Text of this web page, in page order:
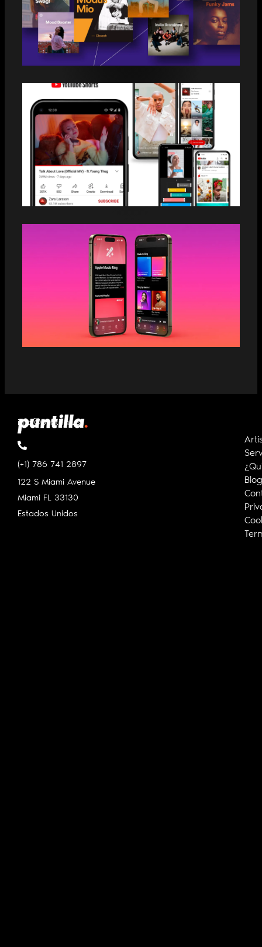
3 COSAS QUE DEBES TENER EN
CUENTA AL HACER UN PITCH MUSICAL
3 IDEAS PARA PROMOCIONAR TU
LANZAMIENTO EN YOUTUBE SHORTS
3 RAZONES PARA UTILIZAR APPLE
MUSIC SING
info@puntilla.us
(+1) 786 741 2897
122 S Miami Avenue
Miami FL 33130
Estados Unidos